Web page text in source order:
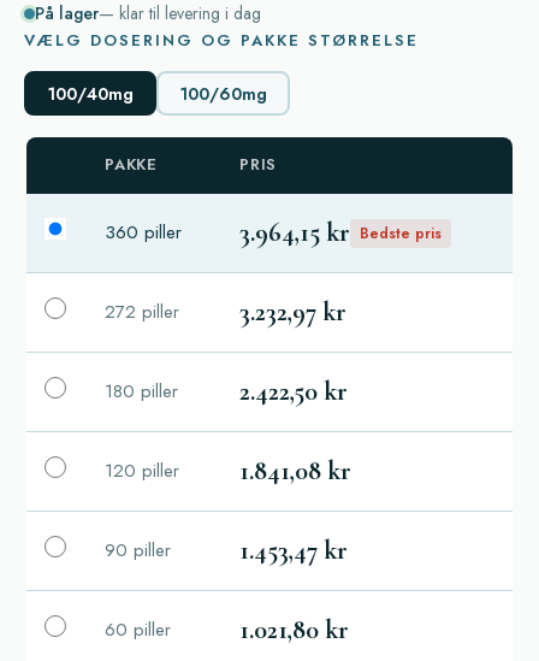
På lager— klar til levering i dag
VÆLG DOSERING OG PAKKE STØRRELSE
100/40mg 100/60mg
PAKKE PRIS
360 piller 3.964,15 kr Bedste pris
272 piller 3.232,97 kr
180 piller 2.422,50 kr
120 piller 1.841,08 kr
90 piller 1.453,47 kr
60 piller 1.021,80 kr